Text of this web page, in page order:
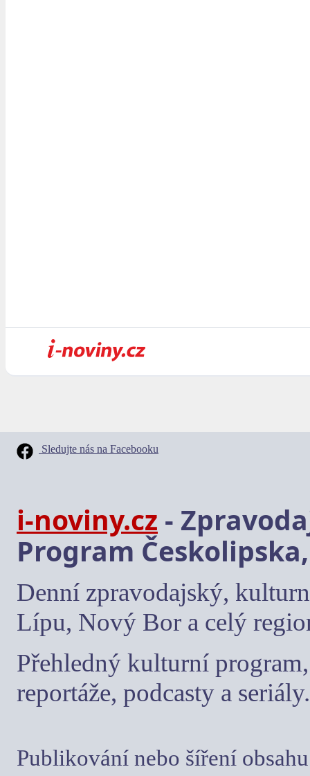
Sledujte nás na Facebooku
i-noviny.cz -
Program
Denní zpravodajský,
Lípu, Nový Bor a celý
Přehledný kulturní
reportáže, podcasty a seriály.
Publikování nebo šíření